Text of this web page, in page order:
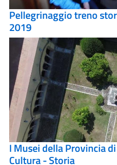
Pellegrinaggio treno
2019
I Musei della Provincia
Cultura - Storia